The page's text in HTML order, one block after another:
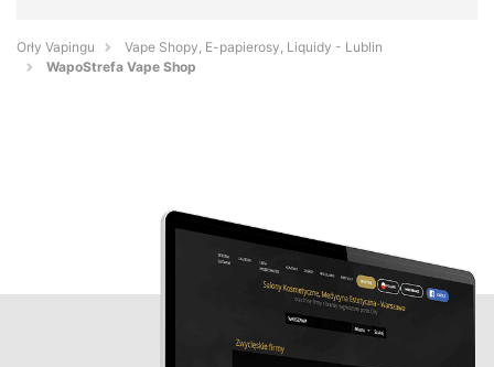
Orły Vapingu
Vape Shopy, E-papierosy, Liquidy - Lublin
WapoStrefa Vape Shop